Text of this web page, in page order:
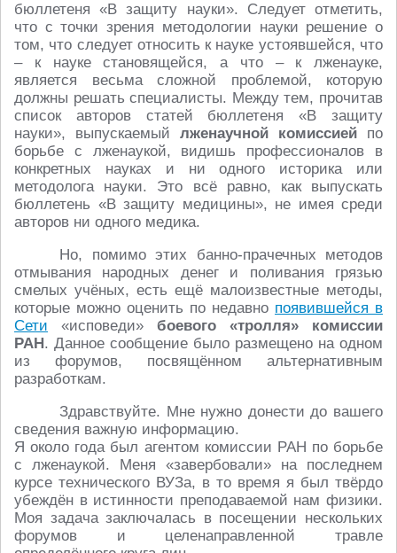
бюллетеня «В защиту науки». Следует отметить,
что с точки зрения методологии науки решение о
том, что следует относить к науке устоявшейся, что
– к науке становящейся, а что – к лженауке,
является весьма сложной проблемой, которую
должны решать специалисты. Между тем, прочитав
список авторов статей бюллетеня «В защиту
науки», выпускаемый лженаучной комиссией по
борьбе с лженаукой, видишь профессионалов в
конкретных науках и ни одного историка или
методолога науки. Это всё равно, как выпускать
бюллетень «В защиту медицины», не имея среди
авторов ни одного медика.
Но, помимо этих банно-прачечных методов
отмывания народных денег и поливания грязью
смелых учёных, есть ещё малоизвестные методы,
которые можно оценить по недавно появившейся в
Сети «исповеди» боевого «тролля» комиссии
РАН. Данное сообщение было размещено на одном
из форумов, посвящённом альтернативным
разработкам.
Здравствуйте. Мне нужно донести до вашего
сведения важную информацию.
Я около года был агентом комиссии РАН по борьбе
с лженаукой. Меня «завербовали» на последнем
курсе технического ВУЗа, в то время я был твёрдо
убеждён в истинности преподаваемой нам физики.
Моя задача заключалась в посещении нескольких
форумов и целенаправленной травле